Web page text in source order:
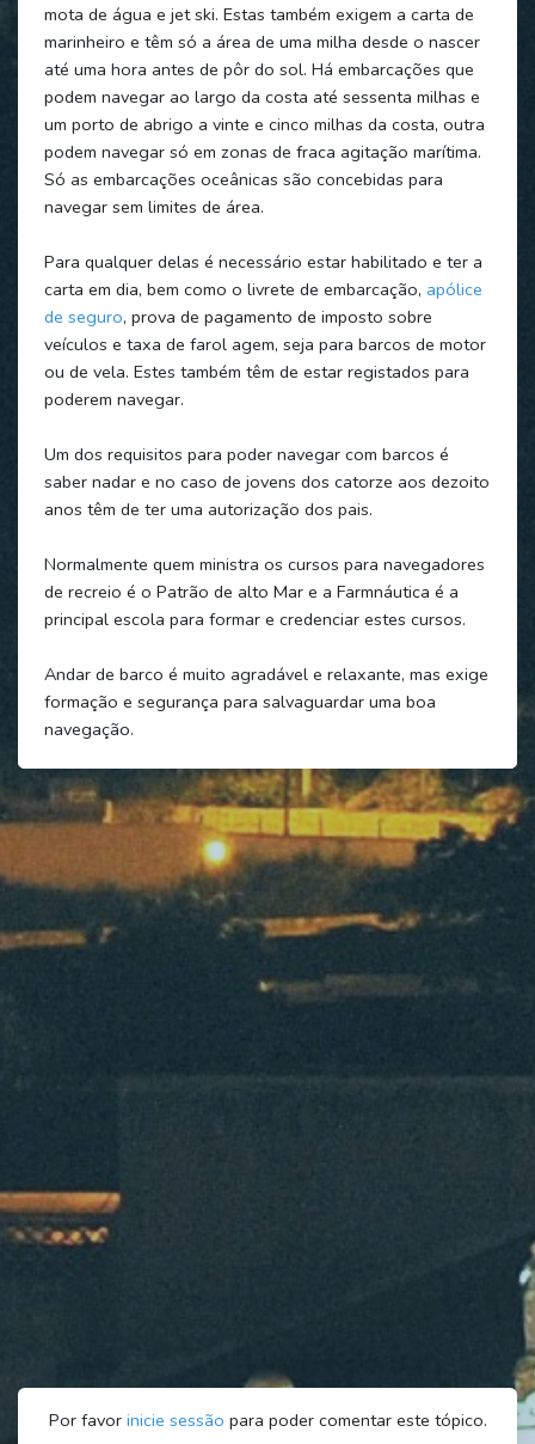
mota de água e jet ski. Estas também exigem a carta de
marinheiro e têm só a área de uma milha desde o nascer
até uma hora antes de pôr do sol. Há embarcações que
podem navegar ao largo da costa até sessenta milhas e
um porto de abrigo a vinte e cinco milhas da costa, outra
podem navegar só em zonas de fraca agitação marítima.
Só as embarcações oceânicas são concebidas para
navegar sem limites de área.
Para qualquer delas é necessário estar habilitado e ter a
carta em dia, bem como o livrete de embarcação, apólice
de seguro, prova de pagamento de imposto sobre
veículos e taxa de farol agem, seja para barcos de motor
ou de vela. Estes também têm de estar registados para
poderem navegar.
Um dos requisitos para poder navegar com barcos é
saber nadar e no caso de jovens dos catorze aos dezoito
anos têm de ter uma autorização dos pais.
Normalmente quem ministra os cursos para navegadores
de recreio é o Patrão de alto Mar e a Farmnáutica é a
principal escola para formar e credenciar estes cursos.
Andar de barco é muito agradável e relaxante, mas exige
formação e segurança para salvaguardar uma boa
navegação.
Por favor inicie sessão para poder comentar este tópico.